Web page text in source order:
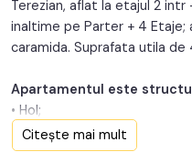
Terezian, aflat la etajul 2
inaltime pe Parter + 4 Etaje;
caramida. Suprafata utila de
Apartamentul este
• Hol;
• Bucatarie;
• Baie;
Citește mai mult